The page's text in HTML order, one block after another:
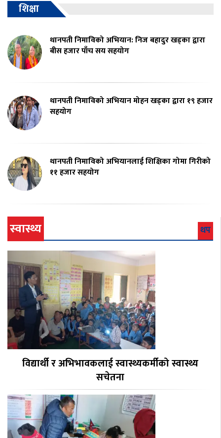
शिक्षा
थानपती निमाविको अभियान: निज बहादुर खड्का द्वारा
बीस हजार पाँच सय सहयोग
थानपती निमाविको अभियान मोहन खड्का द्वारा १९ हजार
सहयोग
थानपती निमाविको अभियानलाई शिक्षिका गोमा गिरीको
११ हजार सहयोग
स्वास्थ्य थप
विद्यार्थी र अभिभावकलाई स्वास्थ्यकर्मीको स्वास्थ्य
सचेतना